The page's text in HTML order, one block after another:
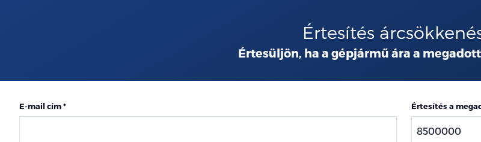
Értesítés
Értesüljön, ha a gépjármű ára a
E-mail cím Értesítés a